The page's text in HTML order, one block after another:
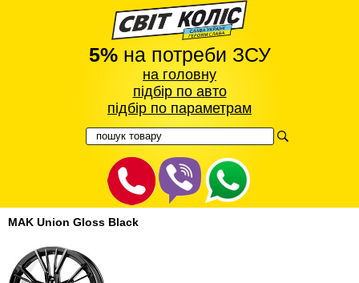
5%на потреби ЗСУ
на головну
підбір по авто
підбір по параметрам
MAK Union Gloss Black